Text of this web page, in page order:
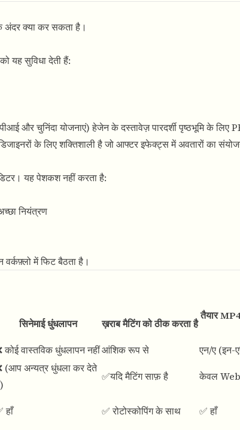
अंदर क्या कर सकता है।
यह सुविधा देती हैं:
और चुनिंदा योजनाएं) हेजेन के दस्तावेज़ पारदर्शी पृष्ठभूमि के लिए
के लिए शक्तिशाली है जो आफ्टर इफेक्ट्स में अवतारों का
यह पेशकश नहीं करता है:
नियंत्रण
में फिट बैठता है।
सिनेमाई धुंधलापन ख़राब मैटिंग को ठीक करता है
तैयार
कोई वास्तविक धुंधलापन नहींआंशिक रूप से
एन/ए (इन-
(आप अन्यत्र धुंधला कर देते
✅यदि मैटिंग साफ़ है
केवल
हाँ ✅ रोटोस्कोपिंग के साथ
✅ हाँ